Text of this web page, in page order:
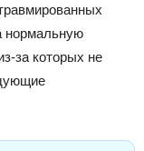
нормальную
за которых не